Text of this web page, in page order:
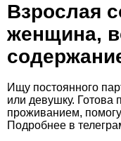
Взрослая
женщина,
Ищу постоянного
или девушку. Готова
проживанием,
Подробнее в